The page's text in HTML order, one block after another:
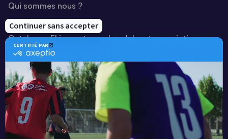
Qui sommes nous ?
Notre savoir-faire
Catalogue Ekinsport pour les clubs et associations
Catalogue running Ekinsport
Blog
Une société de :